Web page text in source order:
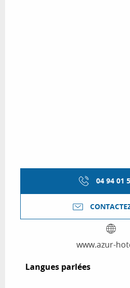
04 94 01
www.azur-
Langues parlées
Langues parlées